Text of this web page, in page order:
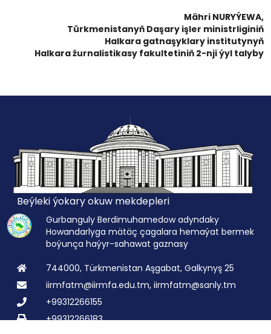
Mähri NURYÝEWA,
Türkmenistanyň Daşary işler ministrliginiň
Halkara gatnaşyklary institutynyň
Halkara žurnalistikasy fakultetiniň 2-nji ýyl talyby
Beýleki ýokary okuw mekdepleri
Gurbanguly Berdimuhamedow adyndaky
Howandarlyga mätäç çagalara hemaýat bermek
boýunça haýyr-sahawat gaznasy
744000, Türkmenistan Aşgabat, Galkynyş 25
iirmfatm@iirmfa.edu.tm, iirmfatm@sanly.tm
+99312266155
+99312266183